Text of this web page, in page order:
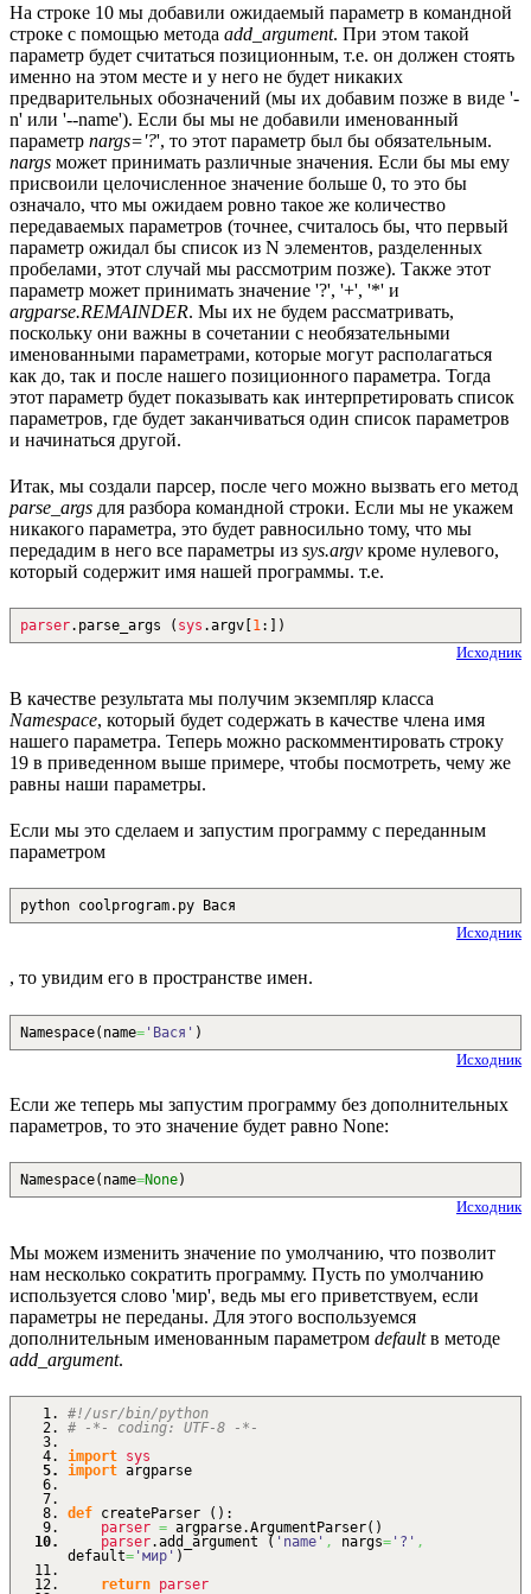
На строке 10 мы добавили ожидаемый параметр в командной
строке с помощью метода add_argument. При этом такой
параметр будет считаться позиционным, т.е. он должен стоять
именно на этом месте и у него не будет никаких
предварительных обозначений (мы их добавим позже в виде '-
n' или '--name'). Если бы мы не добавили именованный
параметр nargs='?', то этот параметр был бы обязательным.
nargs может принимать различные значения. Если бы мы ему
присвоили целочисленное значение больше 0, то это бы
означало, что мы ожидаем ровно такое же количество
передаваемых параметров (точнее, считалось бы, что первый
параметр ожидал бы список из N элементов, разделенных
пробелами, этот случай мы рассмотрим позже). Также этот
параметр может принимать значение '?', '+', '*' и
argparse.REMAINDER. Мы их не будем рассматривать,
поскольку они важны в сочетании с необязательными
именованными параметрами, которые могут располагаться
как до, так и после нашего позиционного параметра. Тогда
этот параметр будет показывать как интерпретировать список
параметров, где будет заканчиваться один список параметров
и начинаться другой.
Итак, мы создали парсер, после чего можно вызвать его метод
parse_args для разбора командной строки. Если мы не укажем
никакого параметра, это будет равносильно тому, что мы
передадим в него все параметры из sys.argv кроме нулевого,
который содержит имя нашей программы. т.е.
parser. parse_args ( sys .argv 1: )
Исходник
В качестве результата мы получим экземпляр класса
Namespace, который будет содержать в качестве члена имя
нашего параметра. Теперь можно раскомментировать строку
19 в приведенном выше примере, чтобы посмотреть, чему же
равны наши параметры.
Если мы это сделаем и запустим программу с переданным
параметром
python coolprogram.py Вася
Исходник
, то увидим его в пространстве имен.
Namespace( name= 'Вася' )
Исходник
Если же теперь мы запустим программу без дополнительных
параметров, то это значение будет равно None:
Namespace( name=None)
Исходник
Мы можем изменить значение по умолчанию, что позволит
нам несколько сократить программу. Пусть по умолчанию
используется слово 'мир', ведь мы его приветствуем, если
параметры не переданы. Для этого воспользуемся
дополнительным именованным параметром defaultв методе
add_argument.
#!/usr/bin/python
# -*- coding: UTF-8 -*-
import sys
import argparse
def createParser ( ) :
parser = argparse.ArgumentParser( )
parser.add_argument ( 'name' , nargs= '?' ,
default= 'мир' )
return parser